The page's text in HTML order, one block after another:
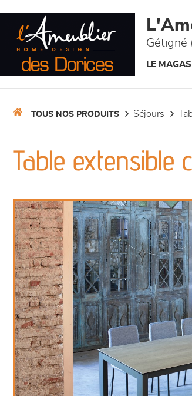
Gétigné
LE
TOUS NOS PRODUITS séjours
Table extensible